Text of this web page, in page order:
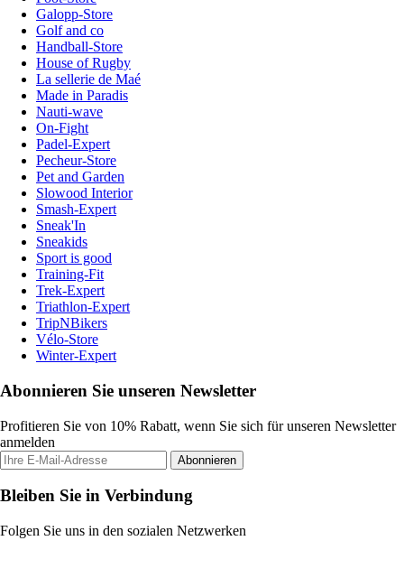
Galopp-Store
Golf and co
Handball-Store
House of Rugby
La sellerie de Maé
Made in Paradis
Nauti-wave
On-Fight
Padel-Expert
Pecheur-Store
Pet and Garden
Slowood Interior
Smash-Expert
Sneak'In
Sneakids
Sport is good
Training-Fit
Trek-Expert
Triathlon-Expert
TripNBikers
Vélo-Store
Winter-Expert
Abonnieren Sie unseren Newsletter
Profitieren Sie von 10% Rabatt, wenn Sie sich für unseren Newsletter
anmelden
Abonnieren
Bleiben Sie in Verbindung
Folgen Sie uns in den sozialen Netzwerken